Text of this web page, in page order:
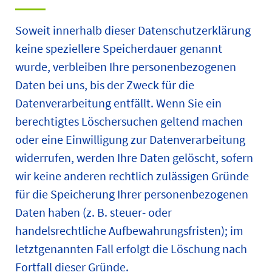
Soweit innerhalb dieser Datenschutzerklärung
keine speziellere Speicherdauer genannt
wurde, verbleiben Ihre personenbezogenen
Daten bei uns, bis der Zweck für die
Datenverarbeitung entfällt. Wenn Sie ein
berechtigtes Löschersuchen geltend machen
oder eine Einwilligung zur Datenverarbeitung
widerrufen, werden Ihre Daten gelöscht, sofern
wir keine anderen rechtlich zulässigen Gründe
für die Speicherung Ihrer personenbezogenen
Daten haben (z. B. steuer- oder
handelsrechtliche Aufbewahrungsfristen); im
letztgenannten Fall erfolgt die Löschung nach
Fortfall dieser Gründe.